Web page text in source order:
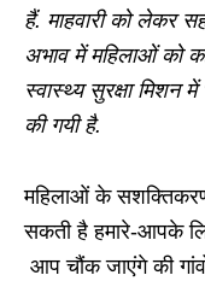
हैं. माहवारी को लेकर
अभाव में महिलाओं को
स्वास्थ्य सुरक्षा मिशन
की गयी है.
महिलाओं के
सकती है हमारे-आपके
आप चौंक जाएंगे की